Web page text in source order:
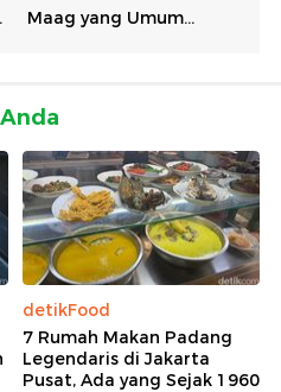
detikFood
7 Rumah Makan Padang
Legendaris di Jakarta
Pusat, Ada yang Sejak 1960